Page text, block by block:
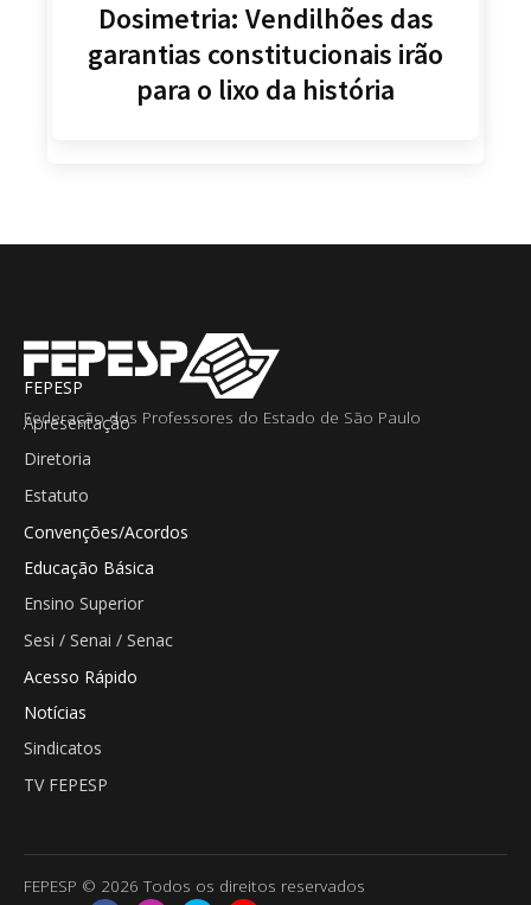
Dosimetria: Vendilhões das
garantias constitucionais irão
para o lixo da história
Federação dos Professores do Estado de São Paulo
FEPESP
Apresentação
Diretoria
Estatuto
Convenções/Acordos
Educação Básica
Ensino Superior
Sesi / Senai / Senac
Acesso Rápido
Notícias
Sindicatos
TV FEPESP
FEPESP © 2026 Todos os direitos reservados